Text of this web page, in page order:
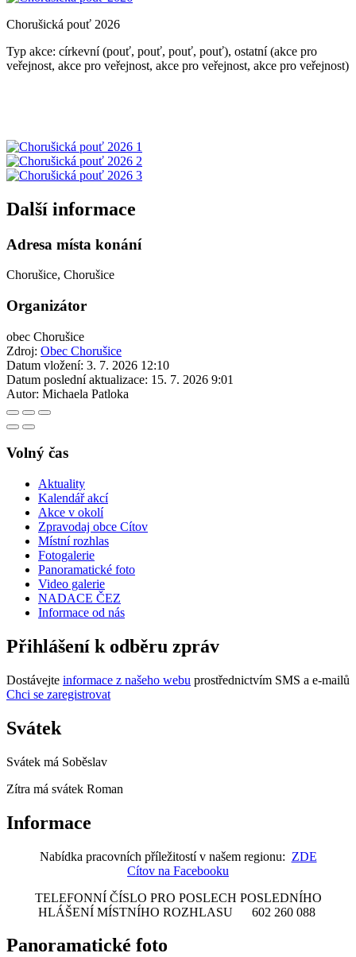
Chorušická pouť 2026
Typ akce: církevní (pouť, pouť, pouť, pouť), ostatní (akce pro
veřejnost, akce pro veřejnost, akce pro veřejnost, akce pro veřejnost)
Další informace
Adresa místa konání
Chorušice, Chorušice
Organizátor
obec Chorušice
Zdroj: Obec Chorušice
Datum vložení: 3. 7. 2026 12:10
Datum poslední aktualizace: 15. 7. 2026 9:01
Autor: Michaela Patloka
Volný čas
Aktuality
Kalendář akcí
Akce v okolí
Zpravodaj obce Cítov
Místní rozhlas
Fotogalerie
Panoramatické foto
Video galerie
NADACE ČEZ
Informace od nás
Přihlášení k odběru zpráv
Dostávejte informace z našeho webu prostřednictvím SMS a e-mailů
Chci se zaregistrovat
Svátek
Svátek má Soběslav
Zítra má svátek Roman
Informace
Nabídka pracovních příležitostí v našem regionu: ZDE
Cítov na Facebooku
TELEFONNÍ ČÍSLO PRO POSLECH POSLEDNÍHO
HLÁŠENÍ MÍSTNÍHO ROZHLASU 602 260 088
Panoramatické foto